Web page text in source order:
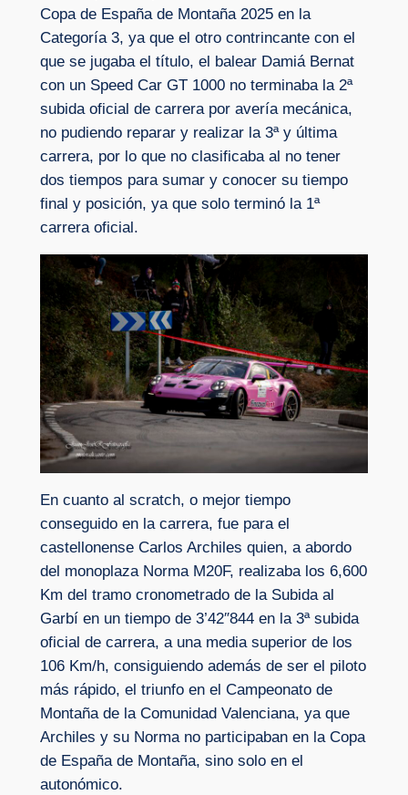
Copa de España de Montaña 2025 en la
Categoría 3, ya que el otro contrincante con el
que se jugaba el título, el balear Damiá Bernat
con un Speed Car GT 1000 no terminaba la 2ª
subida oficial de carrera por avería mecánica,
no pudiendo reparar y realizar la 3ª y última
carrera, por lo que no clasificaba al no tener
dos tiempos para sumar y conocer su tiempo
final y posición, ya que solo terminó la 1ª
carrera oficial.
En cuanto al scratch, o mejor tiempo
conseguido en la carrera, fue para el
castellonense Carlos Archiles quien, a abordo
del monoplaza Norma M20F, realizaba los 6,600
Km del tramo cronometrado de la Subida al
Garbí en un tiempo de 3’42″844 en la 3ª subida
oficial de carrera, a una media superior de los
106 Km/h, consiguiendo además de ser el piloto
más rápido, el triunfo en el Campeonato de
Montaña de la Comunidad Valenciana, ya que
Archiles y su Norma no participaban en la Copa
de España de Montaña, sino solo en el
autonómico.